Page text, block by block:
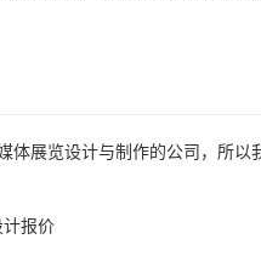
体展览设计与制作的公司，所